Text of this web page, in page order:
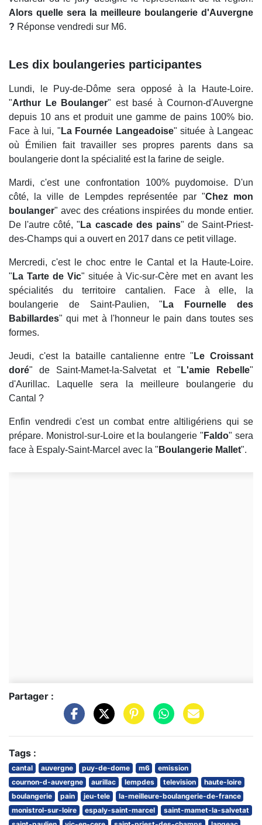
Alors quelle sera la meilleure boulangerie d'Auvergne
? Réponse vendredi sur M6.
Les dix boulangeries participantes
Lundi, le Puy-de-Dôme sera opposé à la Haute-Loire.
"Arthur Le Boulanger" est basé à Cournon-d'Auvergne
depuis 10 ans et produit une gamme de pains 100% bio.
Face à lui, " La Fournée Langeadoise" située à Langeac
où Émilien fait travailler ses propres parents dans sa
boulangerie dont la spécialité est la farine de seigle.
Mardi, c'est une confrontation 100% puydomoise. D'un
côté, la ville de Lempdes représentée par "Chez mon
boulanger" avec des créations inspirées du monde entier.
De l'autre côté, " La cascade des pains" de Saint-Priest-
des-Champs qui a ouvert en 2017 dans ce petit village.
Mercredi, c'est le choc entre le Cantal et la Haute-Loire.
" La Tarte de Vic" située à Vic-sur-Cère met en avant les
spécialités du territoire cantalien. Face à elle, la
boulangerie de Saint-Paulien, " La Fournelle des
Babillardes" qui met à l'honneur le pain dans toutes ses
formes.
Jeudi, c'est la bataille cantalienne entre " Le Croissant
doré" de Saint-Mamet-la-Salvetat et " L'amie Rebelle"
d'Aurillac. Laquelle sera la meilleure boulangerie du
Cantal ?
Enfin vendredi c'est un combat entre altiligériens qui se
prépare. Monistrol-sur-Loire et la boulangerie " Faldo" sera
face à Espaly-Saint-Marcel avec la " Boulangerie Mallet".
Partager :
Tags :
cantal auvergne puy-de-dome m6
emission
cournon-d-auvergne
aurillac lempdes television
haute-loire
boulangerie
pain jeu-tele
la-meilleure-boulangerie-de-france
monistrol-sur-loire
espaly-saint-marcel
saint-mamet-la-salvetat